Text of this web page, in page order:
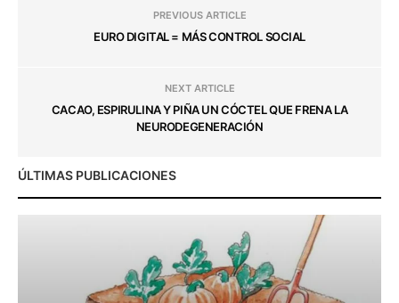
PREVIOUS ARTICLE
EURO DIGITAL = MÁS CONTROL SOCIAL
NEXT ARTICLE
CACAO, ESPIRULINA Y PIÑA UN CÓCTEL QUE FRENA LA
NEURODEGENERACIÓN
ÚLTIMAS PUBLICACIONES